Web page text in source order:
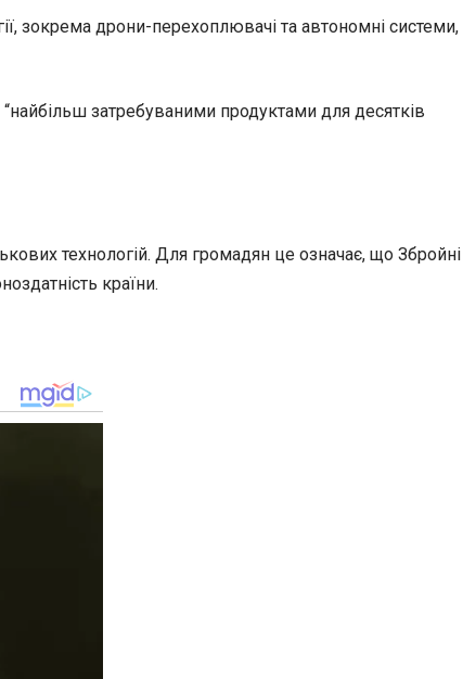
зокрема дрони-перехоплювачі та автономні системи,
затребуваними продуктами для десятків
технологій. Для громадян це означає, що Збройні
країни.